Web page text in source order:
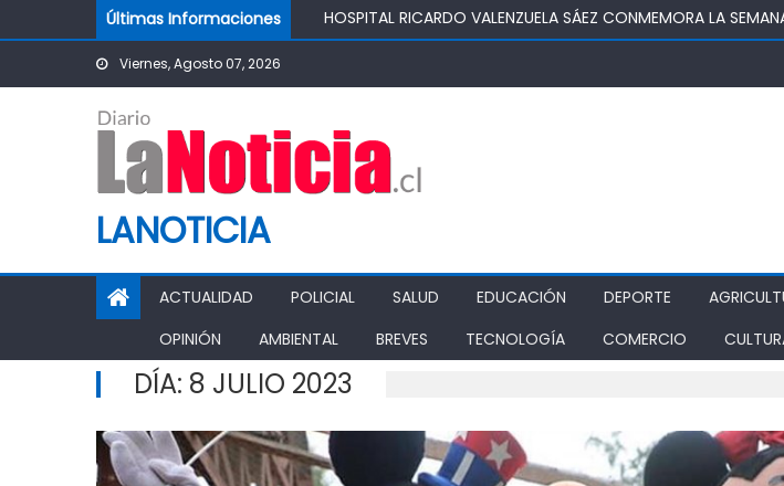
Skip to contentÚltimas Informaciones
IMPULSA AGUA DE AGROSUPER PERMITIRÁ LA
MINISTRO DE AGRICULTURA REALIZA GIRA POR CINCO
PASO PEHUENCHE AVANZA COMO ALTERNATIVA ESTRATÉGICA
SIGUEN LOS CIERRES DE PROSTÍBULOS CLANDESTINOS EN
PROHIBICIÓN DE FUNCIONAMIENTO
Viernes, Agosto 07, 2026
LANOTICIA
ACTUALIDAD POLICIAL SALUD EDUCACIÓN DEPORTE
OPINIÓN
AMBIENTAL BREVES TECNOLOGÍA COMERCIO
DÍA: 8 JULIO 2023